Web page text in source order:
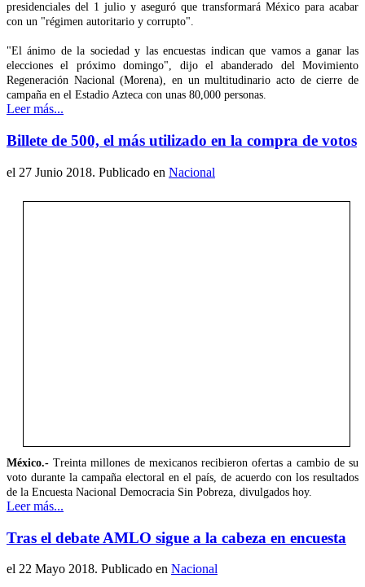
presidenciales del 1 julio y aseguró que transformará México para acabar
con un "régimen autoritario y corrupto".
"El ánimo de la sociedad y las encuestas indican que vamos a ganar las
elecciones el próximo domingo", dijo el abanderado del Movimiento
Regeneración Nacional (Morena), en un multitudinario acto de cierre de
campaña en el Estadio Azteca con unas 80,000 personas.
Leer más...
Billete de 500, el más utilizado en la compra de votos
el 27 Junio 2018. Publicado en Nacional
México.- Treinta millones de mexicanos recibieron ofertas a cambio de su
voto durante la campaña electoral en el país, de acuerdo con los resultados
de la Encuesta Nacional Democracia Sin Pobreza, divulgados hoy.
Leer más...
Tras el debate AMLO sigue a la cabeza en encuesta
el 22 Mayo 2018. Publicado en Nacional